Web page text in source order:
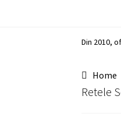
Din 2010,
Home
Retele